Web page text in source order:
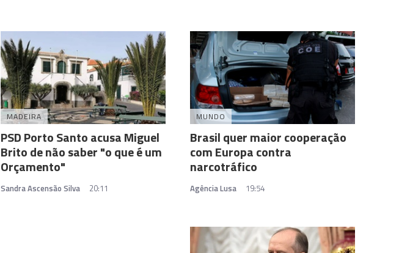
MADEIRA
PSD Porto Santo acusa Miguel
Brito de não saber "o que é um
Orçamento"
Sandra Ascensão Silva 20:11
MUNDO
Brasil quer maior cooperação
com Europa contra
narcotráfico
Agência Lusa 19:54